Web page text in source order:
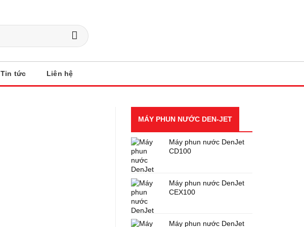
Tin tức Liên hệ
MÁY PHUN NƯỚC DEN-JET
Máy phun nước DenJet
CD100
Máy phun nước DenJet
CEX100
Máy phun nước DenJet